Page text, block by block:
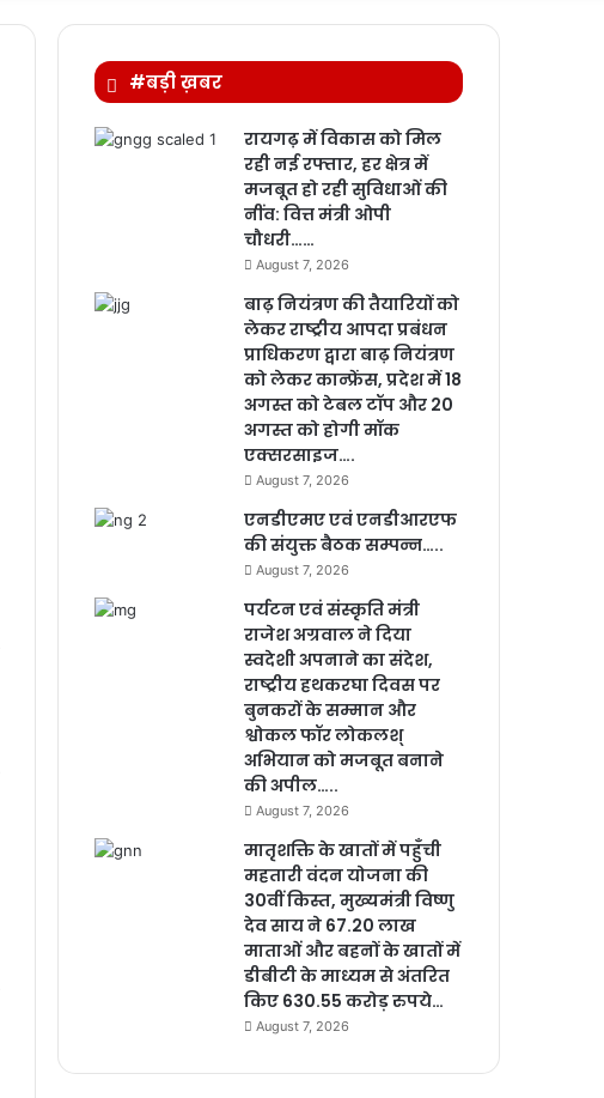
#बड़ी ख़बर
रायगढ़ में विकास को मिल
रही नई रफ्तार, हर क्षेत्र में
मजबूत हो रही सुविधाओं की
नींव: वित्त मंत्री ओपी
चौधरी……
August 7, 2026
बाढ़ नियंत्रण की तैयारियों को
लेकर राष्ट्रीय आपदा प्रबंधन
प्राधिकरण द्वारा बाढ़ नियंत्रण
को लेकर कान्फ्रेंस, प्रदेश में 18
अगस्त को टेबल टॉप और 20
अगस्त को होगी मॉक
एक्सरसाइज….
August 7, 2026
एनडीएमए एवं एनडीआरएफ
की संयुक्त बैठक सम्पन्न…..
August 7, 2026
पर्यटन एवं संस्कृति मंत्री
राजेश अग्रवाल ने दिया
स्वदेशी अपनाने का संदेश,
राष्ट्रीय हथकरघा दिवस पर
बुनकरों के सम्मान और
श्वोकल फॉर लोकलश्
अभियान को मजबूत बनाने
की अपील…..
August 7, 2026
मातृशक्ति के खातों में पहुँची
महतारी वंदन योजना की
30वीं किस्त, मुख्यमंत्री विष्णु
देव साय ने 67.20 लाख
माताओं और बहनों के खातों में
डीबीटी के माध्यम से अंतरित
किए 630.55 करोड़ रुपये…
August 7, 2026